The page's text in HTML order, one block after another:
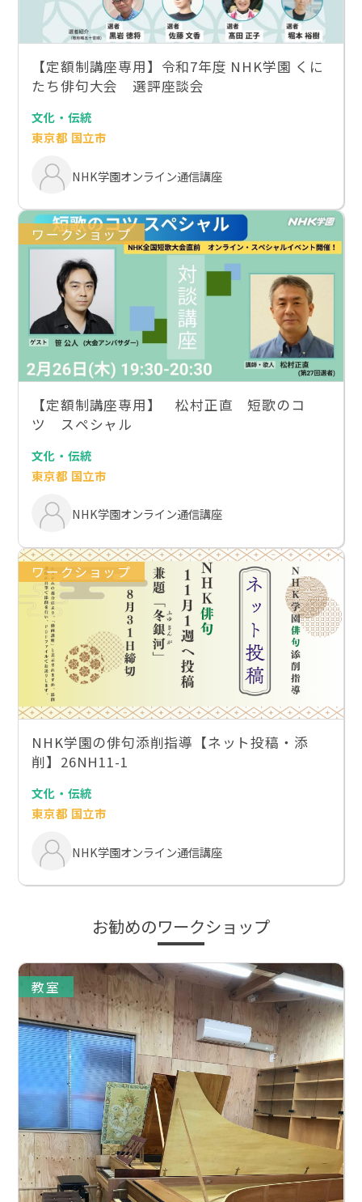
【定額制講座専用】令和7年度 NHK学園 くに
たち俳句大会 選評座談会
文化・伝統
東京都 国立市
NHK学園オンライン通信講座
ワークショップ
【定額制講座専用】 松村正直 短歌のコ
ツ スペシャル
文化・伝統
東京都 国立市
NHK学園オンライン通信講座
ワークショップ
NHK学園の俳句添削指導【ネット投稿・添
削】26NH11-1
文化・伝統
東京都 国立市
NHK学園オンライン通信講座
お勧めのワークショップ
教室